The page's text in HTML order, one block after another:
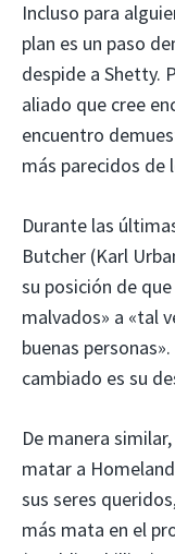
Incluso para
plan es un paso
despide a Shetty.
aliado que cree
encuentro
más parecidos de
Durante las
Butcher (Karl
su posición de
malvados» a «tal
buenas
cambiado es su
De manera
matar a
sus seres
más mata en el